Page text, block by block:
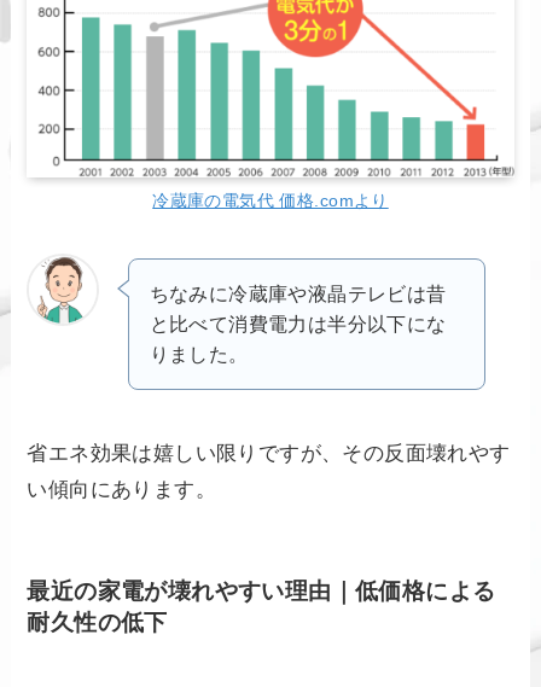
冷蔵庫の電気代 価格.comより
ちなみに冷蔵庫や液晶テレビは昔
と比べて消費電力は半分以下にな
りました。
省エネ効果は嬉しい限りですが、その反面壊れやす
い傾向にあります。
最近の家電が壊れやすい理由｜低価格による
耐久性の低下